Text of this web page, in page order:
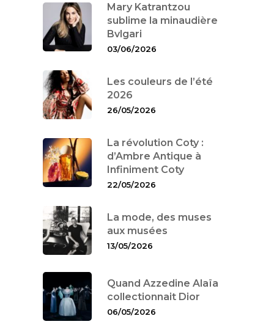
Mary Katrantzou
sublime la minaudière
Bvlgari
03/06/2026
Les couleurs de l’été
2026
26/05/2026
La révolution Coty :
d’Ambre Antique à
Infiniment Coty
22/05/2026
La mode, des muses
aux musées
13/05/2026
Quand Azzedine Alaïa
collectionnait Dior
06/05/2026